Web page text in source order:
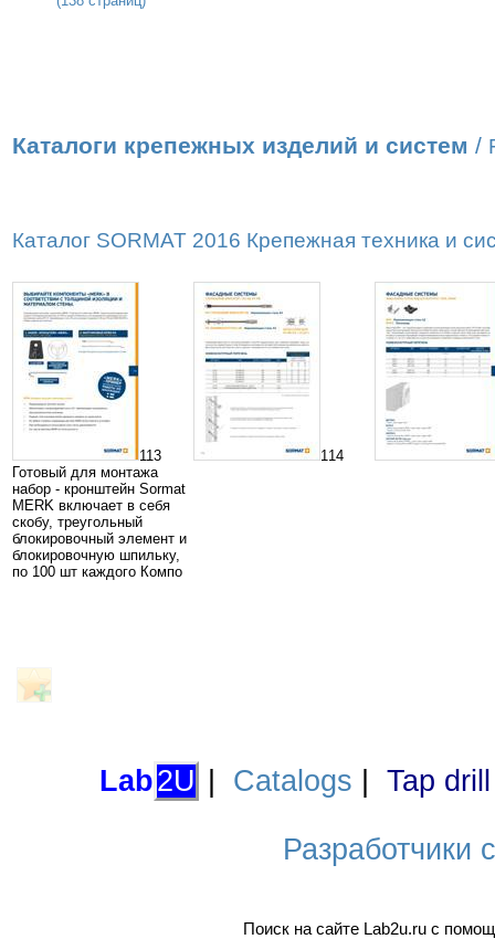
Каталоги крепежных изделий и систем /
Каталог SORMAT 2016 Крепежная техника и
113
Готовый для монтажа
набор - кронштейн Sormat
MERK включает в себя
скобу, треугольный
блокировочный элемент и
блокировочную шпильку,
по 100 шт каждого Компо
114
Lab2U Catalogs Tap
Разработчики
Поиск на сайте Lab2u.ru с